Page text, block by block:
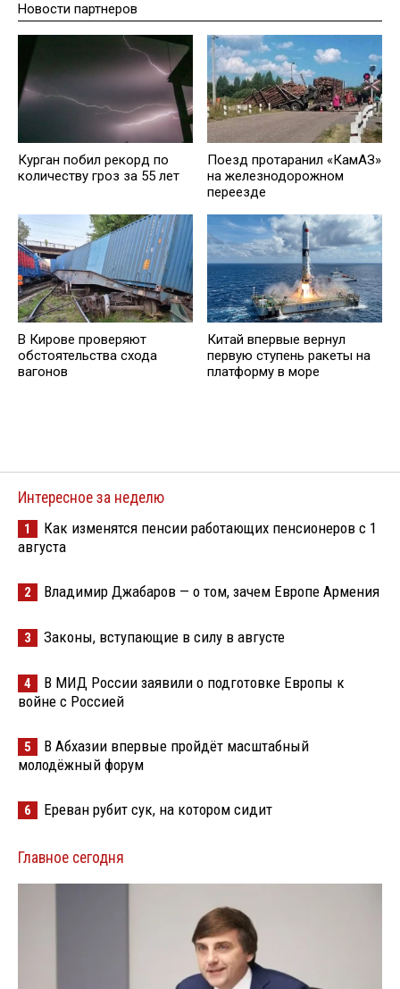
Новости партнеров
Курган побил рекорд по
количеству гроз за 55 лет
Поезд протаранил «КамАЗ»
на железнодорожном
переезде
В Кирове проверяют
обстоятельства схода
вагонов
Китай впервые вернул
первую ступень ракеты на
платформу в море
Интересное за неделю
1
Как изменятся пенсии работающих пенсионеров с 1
августа
2 Владимир Джабаров — о том, зачем Европе Армения
3 Законы, вступающие в силу в августе
4
В МИД России заявили о подготовке Европы к
войне с Россией
5
В Абхазии впервые пройдёт масштабный
молодёжный форум
6 Ереван рубит сук, на котором сидит
Главное сегодня